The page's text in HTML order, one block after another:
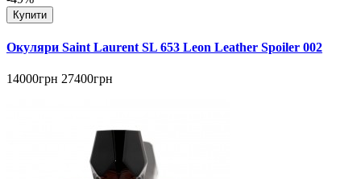
Купити
Окуляри Saint Laurent SL 653 Leon Leather Spoiler 002
14000грн 27400грн